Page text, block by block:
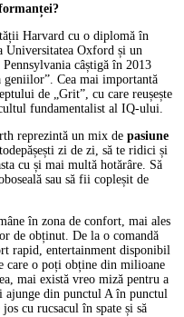
Harvard cu o diplomă în
Universitatea Oxford și un
câștigă în 2013
geniilor”. Cea mai importantă
de „Grit”, cu care reușește
fundamentalist al IQ-ului.
reprezintă un mix de pasiune
zi de zi, să te ridici și
cu și mai multă hotărâre. Să
sau să fii copleșit de
în zona de confort, mai ales
de obținut. De la o comandă
rapid, entertainment disponibil
care o poți obține din milioane
mai există vreo miză pentru a
ajunge din punctul A în punctul
cu rucsacul în spate și să